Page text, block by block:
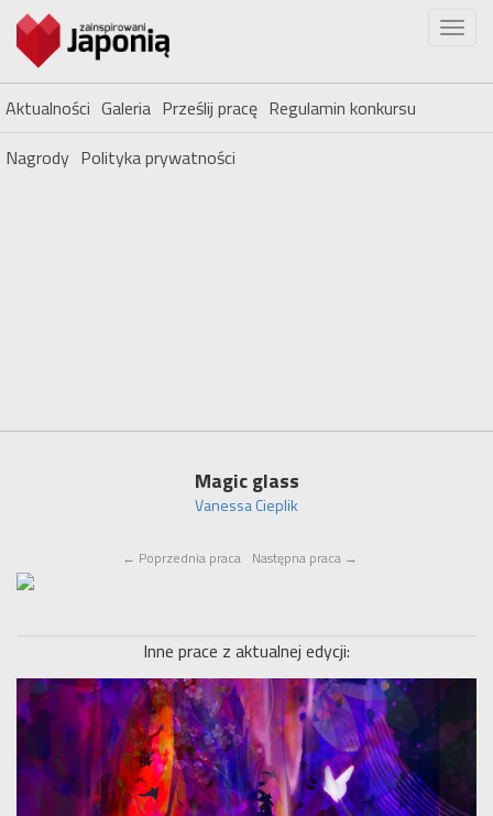
Aktualności Galeria Prześlij pracę Regulamin konkursu
Nagrody Polityka prywatności
Magic glass
Vanessa Cieplik
← Poprzednia praca Następna praca →
Inne prace z aktualnej edycji: